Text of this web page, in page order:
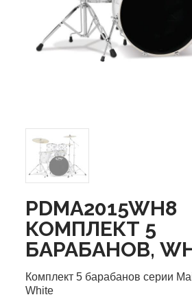
PDMA2015WH8
КОМПЛЕКТ 5
БАРАБАНОВ,
Комплект 5 барабанов серии
White